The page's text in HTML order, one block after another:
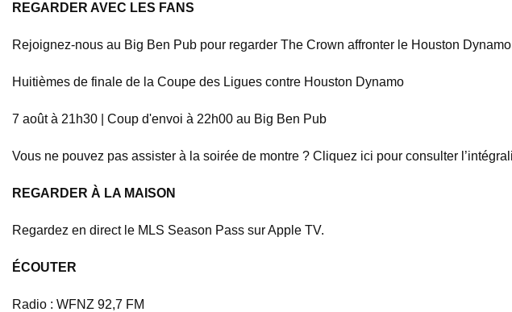
REGARDER AVEC LES FANS
Rejoignez-nous au Big Ben Pub pour regarder The Crown affronter le Houston
Huitièmes de finale de la Coupe des Ligues contre Houston Dynamo
7 août à 21h30 | Coup d'envoi à 22h00 au Big Ben Pub
Vous ne pouvez pas assister à la soirée de montre ? Cliquez ici pour consulter
REGARDER À LA MAISON
Regardez en direct le MLS Season Pass sur Apple TV.
ÉCOUTER
Radio : WFNZ 92,7 FM